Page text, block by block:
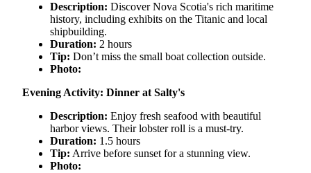
Description: Discover Nova Scotia's rich maritime
history, including exhibits on the Titanic and local
shipbuilding.
Duration: 2 hours
Tip: Don’t miss the small boat collection outside.
Photo:
Evening Activity: Dinner at Salty's
Description: Enjoy fresh seafood with beautiful
harbor views. Their lobster roll is a must-try.
Duration: 1.5 hours
Tip: Arrive before sunset for a stunning view.
Photo: